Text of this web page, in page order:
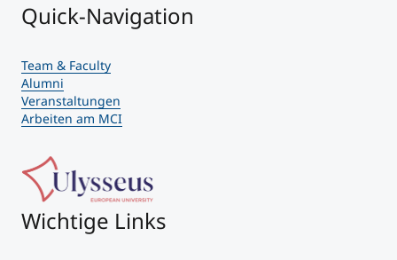
Quick-Navigation
Team & Faculty
Alumni
Veranstaltungen
Arbeiten am MCI
Wichtige Links